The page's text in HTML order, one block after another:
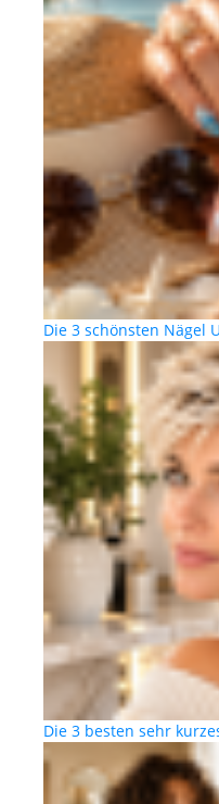
Die 3 schönsten Nägel
Die 3 besten sehr